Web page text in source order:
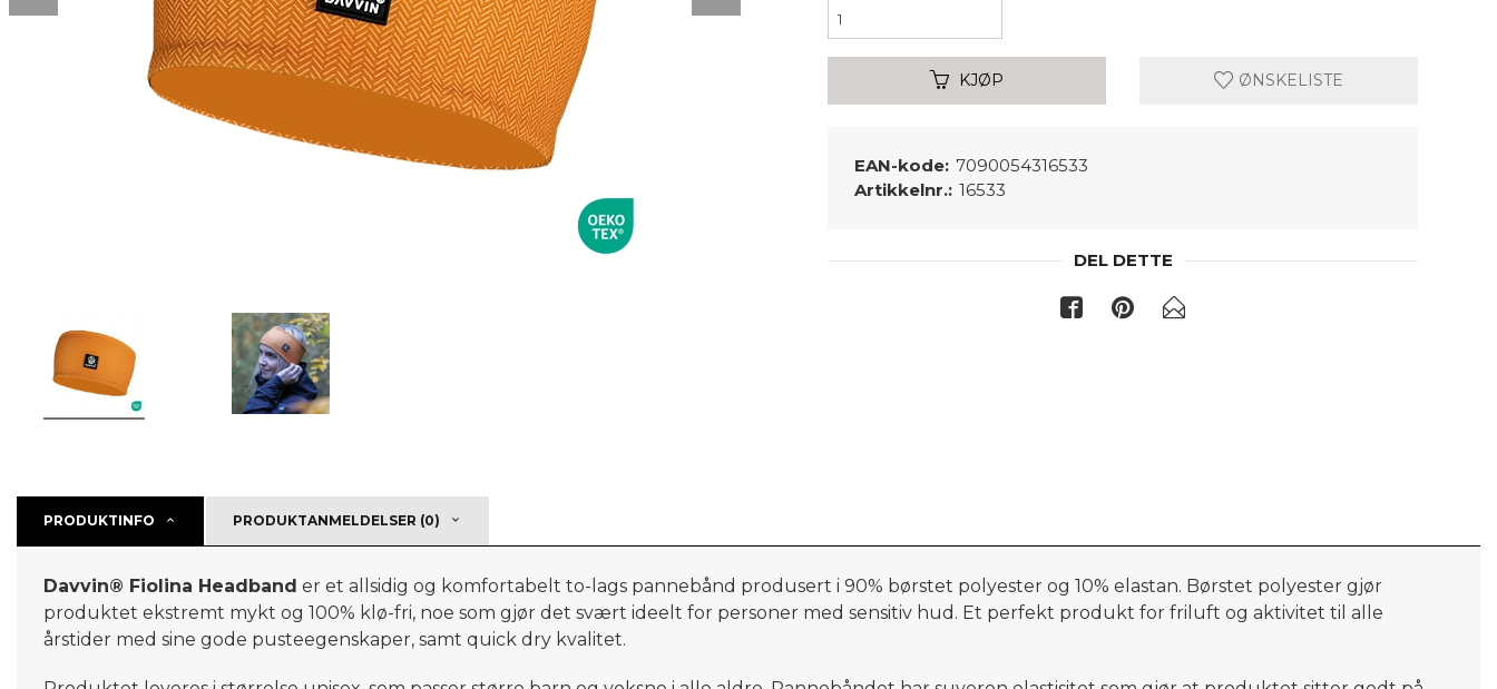
KJØP ØNSKELISTE
EAN-kode: 7090054316533
Artikkelnr.: 16533
DEL DETTE
PRODUKTINFO PRODUKTANMELDELSER (0)
Davvin® Fiolina Headband er et allsidig og komfortabelt to-lags pannebånd produsert i 90% børstet polyester og 10% elastan. Børstet polyester gjør
produktet ekstremt mykt og 100% klø-fri, noe som gjør det svært ideelt for personer med sensitiv hud. Et perfekt produkt for friluft og aktivitet til alle
årstider med sine gode pusteegenskaper, samt quick dry kvalitet.